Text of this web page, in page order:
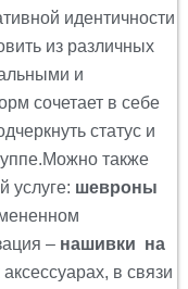
идентичности
из различных
и
сочетает в себе
статус и
также
услуге: шевроны
– нашивки на
в связи